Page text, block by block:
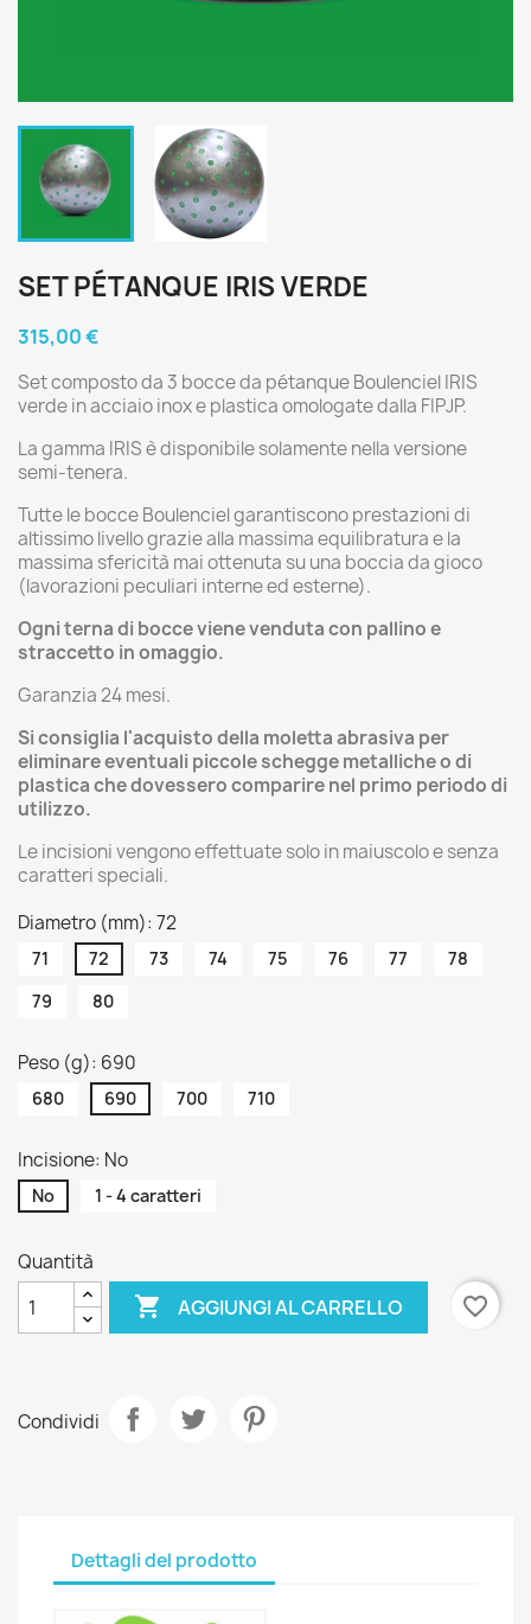
SET PÉTANQUE IRIS VERDE
315,00 €
Set composto da 3 bocce da pétanque Boulenciel IRIS
verde in acciaio inox e plastica omologate dalla FIPJP.
La gamma IRIS è disponibile solamente nella versione
semi-tenera.
Tutte le bocce Boulenciel garantiscono prestazioni di
altissimo livello grazie alla massima equilibratura e la
massima sfericità mai ottenuta su una boccia da gioco
(lavorazioni peculiari interne ed esterne).
Ogni terna di bocce viene venduta con pallino e
straccetto in omaggio.
Garanzia 24 mesi.
Si consiglia l'acquisto della moletta abrasiva per
eliminare eventuali piccole schegge metalliche o di
plastica che dovessero comparire nel primo periodo di
utilizzo.
Le incisioni vengono effettuate solo in maiuscolo e senza
caratteri speciali.
Diametro (mm): 72
71 72 73 74 75 76 77
78
79
80
Peso (g): 690
680 690 700 710
Incisione: No
No 1 - 4 caratteri
Quantità
 AGGIUNGI AL CARRELLO favorite_border
Condividi
Dettagli del prodotto